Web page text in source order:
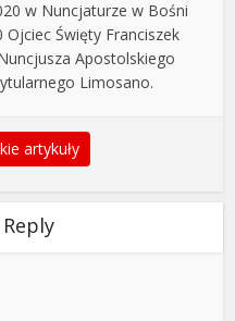
w Nuncjaturze w Bośni
Święty Franciszek
Apostolskiego
Limosano.
artykuły